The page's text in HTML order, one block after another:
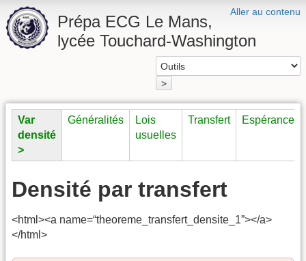
Aller au contenu
Prépa ECG Le Mans,
lycée Touchard-Washington
>
Var
densité
>
Généralités
Lois
usuelles
Transfert Espérance
Densité par transfert
<html><a name=“theoreme_transfert_densite_1”></a>
</html>